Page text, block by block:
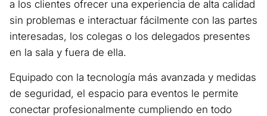
a los clientes ofrecer una experiencia de alta calidad
sin problemas e interactuar fácilmente con las partes
interesadas, los colegas o los delegados presentes
en la sala y fuera de ella.
Equipado con la tecnología más avanzada y medidas
de seguridad, el espacio para eventos le permite
conectar profesionalmente cumpliendo en todo